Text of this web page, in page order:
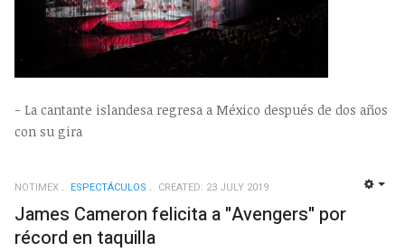
- La cantante islandesa regresa a México después de dos años
con su gira
NOTIMEX ESPECTÁCULOS CREATED: 23 JULY 2019
James Cameron felicita a "Avengers" por
récord en taquilla